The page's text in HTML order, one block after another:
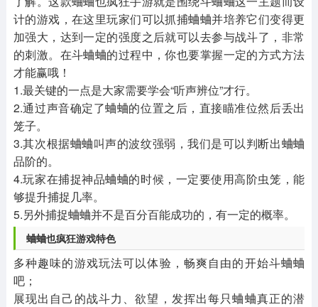
计的游戏，在这里玩家们可以抓捕蛐蛐并培养它们变得更
加强大，达到一定的强度之后就可以去参与战斗了，非常
的刺激。在斗蛐蛐的过程中，你也要掌握一定的方式方法
才能赢哦！
1.最关键的一点是大家需要学会“听声辨位”才行。
2.通过声音确定了蛐蛐的位置之后，直接瞄准位然后丢出
笼子。
3.其次根据蛐蛐叫声的波纹强弱，我们是可以判断出蛐蛐
品阶的。
4.玩家在捕捉神品蛐蛐的时候，一定要使用高阶虫笼，能
够提升捕捉几率。
5.另外捕捉蛐蛐并不是百分百能成功的，有一定的概率。
蛐蛐也疯狂游戏特色
多种趣味的游戏玩法可以体验，畅爽自由的开始斗蛐蛐
吧；
展现出自己的战斗力、欲望，发挥出每只蛐蛐真正的潜